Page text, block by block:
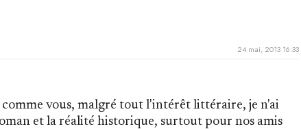
24 mai, 2013 16:33
vous, malgré tout l'intérêt littéraire, je n'ai
et la réalité historique, surtout pour nos amis